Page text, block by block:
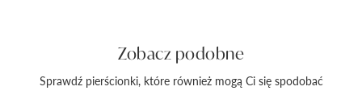
Zobacz podobne
Sprawdź pierścionki, które również mogą Ci się spodobać